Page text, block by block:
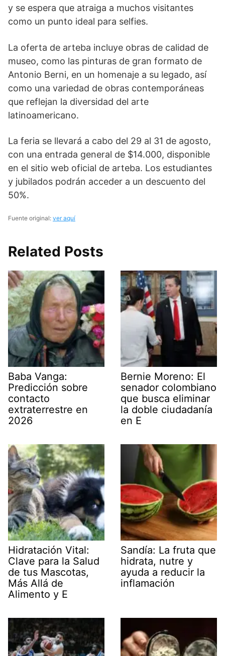
y se espera que atraiga a muchos visitantes
como un punto ideal para selfies.
La oferta de arteba incluye obras de calidad de
museo, como las pinturas de gran formato de
Antonio Berni, en un homenaje a su legado, así
como una variedad de obras contemporáneas
que reflejan la diversidad del arte
latinoamericano.
La feria se llevará a cabo del 29 al 31 de agosto,
con una entrada general de $14.000, disponible
en el sitio web oficial de arteba. Los estudiantes
y jubilados podrán acceder a un descuento del
50%.
Fuente original: ver aquí
Related Posts
Baba Vanga:
Predicción sobre
contacto
extraterrestre en
2026
Bernie Moreno: El
senador colombiano
que busca eliminar
la doble ciudadanía
en E
Hidratación Vital:
Clave para la Salud
de tus Mascotas,
Más Allá de
Alimento y E
Sandía: La fruta que
hidrata, nutre y
ayuda a reducir la
inflamación